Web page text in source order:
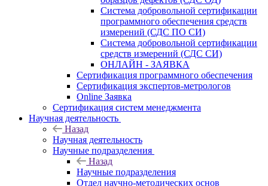
Система добровольной сертификации
программного обеспечения средств
измерений (СДС ПО СИ)
Система добровольной сертификации
средств измерений (СДС СИ)
ОНЛАЙН - ЗАЯВКА
Сертификация программного обеспечения
Сертификация экспертов-метрологов
Online Заявка
Сертификация систем менеджмента
Научная деятельность
Назад
Научная деятельность
Научные подразделения
Назад
Научные подразделения
Отдел научно-методических основ